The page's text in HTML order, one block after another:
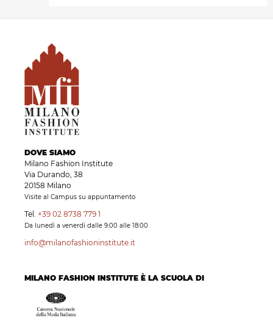
DOVE SIAMO
Milano Fashion Institute
Via Durando, 38
20158 Milano
Visite al Campus su appuntamento
Tel. +39 02 8738 779 1
Da lunedì a venerdì dalle 9:00 alle 18:00
info@milanofashioninstitute.it
MILANO FASHION INSTITUTE È LA SCUOLA DI